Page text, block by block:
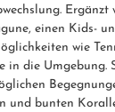
Ergänzt
einen Kids-
wie
in die Umgebung.
und bunten